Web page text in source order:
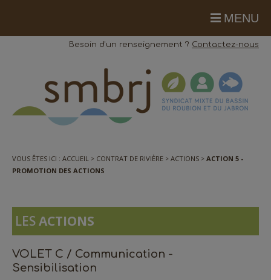
Besoin d'un renseignement ? Contactez-nous
VOUS ÊTES ICI : ACCUEIL CONTRAT DE RIVIÈRE ACTIONS
ACTION 5 -
PROMOTION DES ACTIONS
LESACTIONS
VOLET C / Communication -
Sensibilisation
MENU